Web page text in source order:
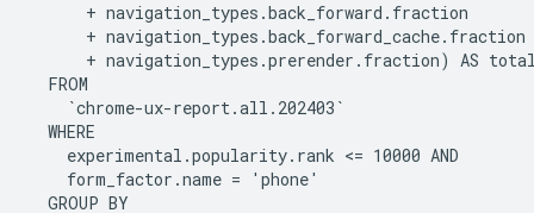
      + navigation_types.back_forward.fraction
      + navigation_types.back_forward_cache.fraction
+ navigation_types.prerender.fraction) AS
  FROM
    `chrome-ux-report.all.202403`
  WHERE
    experimental.popularity.rank <= 10000 AND
    form_factor.name = 'phone'
  GROUP BY